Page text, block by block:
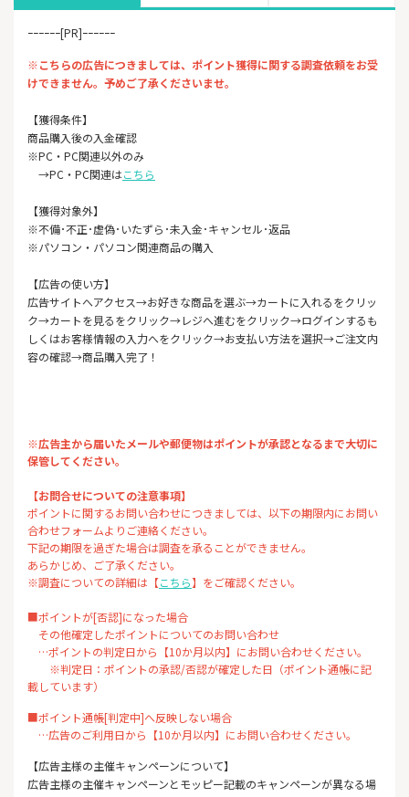
ｰｰｰｰｰｰ[PR]ｰｰｰｰｰｰ
※こちらの広告につきましては、ポイント獲得に関する調査依頼をお受
けできません。予めご了承くださいませ。
【獲得条件】
商品購入後の入金確認
※PC・PC​​​​​関連以外のみ
→PC​​​​​・PC関連はこちら
【獲得対象外】
※不備･不正･虚偽･いたずら･未入金･キャンセル･返品
※パソコン・パソコン関連商品の購入
【広告の使い方】
広告サイトへアクセス→お好きな商品を選ぶ→カートに入れるをクリッ
ク→カートを見るをクリック→レジへ進むをクリック→ログインするも
しくはお客様情報の入力へをクリック→お支払い方法を選択→ご注文内
容の確認→商品購入完了！
※広告主から届いたメールや郵便物はポイントが承認となるまで大切に
保管してください。
【お問合せについての注意事項】
ポイントに関するお問い合わせにつきましては、以下の期限内にお問い
合わせフォームよりご連絡ください。
下記の期限を過ぎた場合は調査を承ることができません。
あらかじめ、ご了承ください。
※調査についての詳細は【こちら】をご確認ください。
■ポイントが[否認]になった場合
その他確定したポイントについてのお問い合わせ
…ポイントの判定日から【10か月以内】にお問い合わせください。
※判定日：ポイントの承認/否認が確定した日（ポイント通帳に記
載しています）
■ポイント通帳[判定中]へ反映しない場合
…広告のご利用日から【10か月以内】にお問い合わせください。
【広告主様の主催キャンペーンについて】
広告主様の主催キャンペーンとモッピー記載のキャンペーンが異なる場